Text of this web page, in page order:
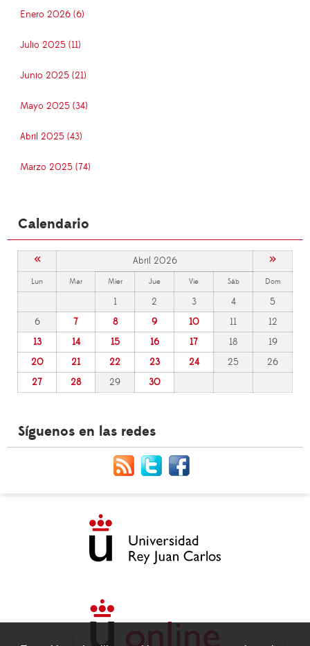
Enero 2026 (6)
Julio 2025 (11)
Junio 2025 (21)
Mayo 2025 (34)
Abril 2025 (43)
Marzo 2025 (74)
Calendario
« Abril 2026 »
Lun Mar Mier Jue Vie Sáb Dom
1 2 3 4
5
6
7 8 9 10 11
12
13
14 15 16 17 18
19
20
21 22 23 24 25
26
27
28 29 30
Síguenos en las redes